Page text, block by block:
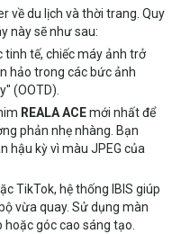
về du lịch và thời trang. Quy
này sẽ như sau:
tinh tế, chiếc máy ảnh trở
hảo trong các bức ảnh
(OOTD).
REALA ACEmới nhất để
phản nhẹ nhàng. Bạn
hậu kỳ vì màu JPEG của
TikTok, hệ thống IBIS giúp
vừa quay. Sử dụng màn
góc cao sáng tạo.